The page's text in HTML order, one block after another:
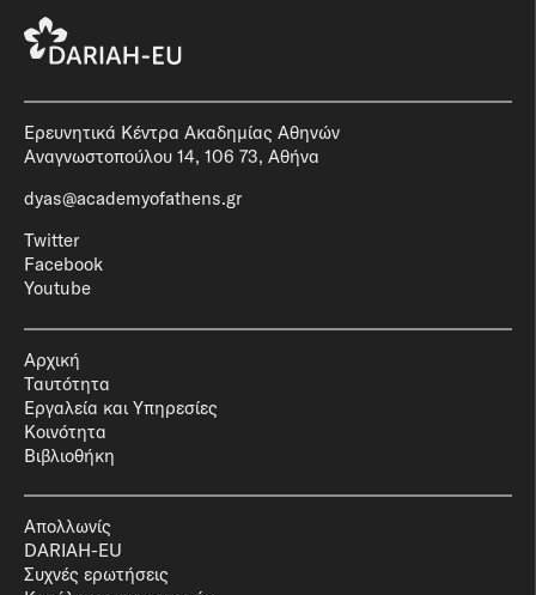
Ερευνητικά Κέντρα Ακαδημίας Αθηνών
Αναγνωστοπούλου 14, 106 73, Αθήνα
dyas@academyofathens.gr
Twitter
Facebook
Youtube
Αρχική
Ταυτότητα
Εργαλεία και Υπηρεσίες
Κοινότητα
Βιβλιοθήκη
Απολλωνίς
DARIAH-EU
Συχνές ερωτήσεις